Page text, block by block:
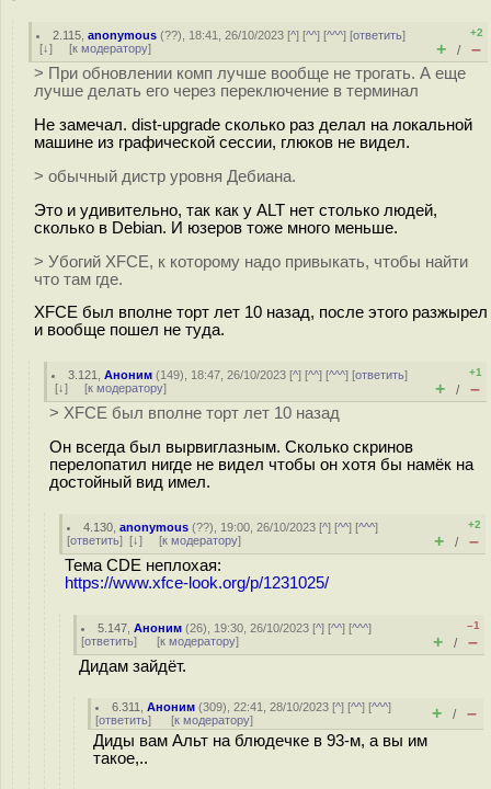
2.115 ,anonymous (??), 18:41, 26/10/2023 [^] [^^] [^^^] [ответить]
[↓] [к модератору]
+2
+ / –
> При обновлении комп лучше вообще не трогать. А еще
лучше делать его через переключение в терминал
Не замечал. dist-upgrade сколько раз делал на локальной
машине из графической сессии, глюков не видел.
> обычный дистр уровня Дебиана.
Это и удивительно, так как у ALT нет столько людей,
сколько в Debian. И юзеров тоже много меньше.
> Убогий XFCE, к которому надо привыкать, чтобы найти
что там где.
XFCE был вполне торт лет 10 назад, после этого разжырел
и вообще пошел не туда.
3.121 ,Аноним (149), 18:47, 26/10/2023 [^] [^^] [^^^] [ответить]
[↓] [к модератору]
+1
+ / –
> XFCE был вполне торт лет 10 назад
Он всегда был вырвиглазным. Сколько скринов
перелопатил нигде не видел чтобы он хотя бы намёк на
достойный вид имел.
4.130 ,anonymous (??), 19:00, 26/10/2023 [^] [^^] [^^^]
[ответить] [↓] [к модератору]
+2
+ / –
Тема CDE неплохая:
https://www.xfce-look.org/p/1231025/
5.147 ,Аноним (26), 19:30, 26/10/2023 [^] [^^] [^^^]
[ответить] [к модератору]
–1
+ / –
Дидам зайдёт.
6.311 ,Аноним (309), 22:41, 28/10/2023 [^] [^^] [^^^]
[ответить] [к модератору] + / –
Диды вам Альт на блюдечке в 93-м, а вы им
такое,..